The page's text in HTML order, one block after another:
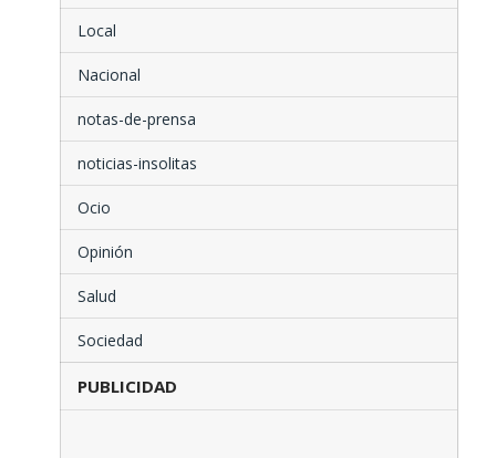
Local
Nacional
notas-de-prensa
noticias-insolitas
Ocio
Opinión
Salud
Sociedad
PUBLICIDAD